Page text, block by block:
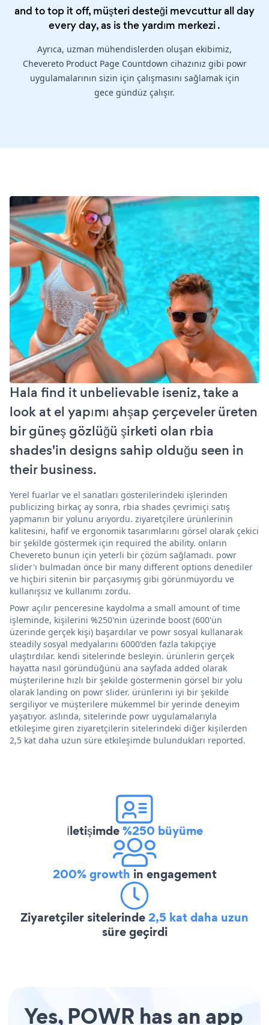
and to top it off, müşteri desteği mevcuttur all day
every day, as is theyardım merkezi.
Ayrıca, uzman mühendislerden oluşan ekibimiz,
Chevereto Product Page Countdown cihazınız gibi powr
uygulamalarının sizin için çalışmasını sağlamak için
gece gündüz çalışır.
Hala find it unbelievable iseniz, take a
look at el yapımı ahşap çerçeveler üreten
bir güneş gözlüğü şirketi olan rbia
shades'in designs sahip olduğu seen in
their business.
Yerel fuarlar ve el sanatları gösterilerindeki işlerinden
publicizing birkaç ay sonra, rbia shades çevrimiçi satış
yapmanın bir yolunu arıyordu. ziyaretçilere ürünlerinin
kalitesini, hafif ve ergonomik tasarımlarını görsel olarak çekici
bir şekilde göstermek için required the ability. onların
Chevereto bunun için yeterli bir çözüm sağlamadı. powr
slider'ı bulmadan önce bir many different options denediler
ve hiçbiri sitenin bir parçasıymış gibi görünmüyordu ve
kullanışsız ve kullanımı zordu.
Powr açılır penceresine kaydolma a small amount of time
işleminde, kişilerini %250'nin üzerinde boost (600'ün
üzerinde gerçek kişi) başardılar ve powr sosyal kullanarak
steadily sosyal medyalarını 6000'den fazla takipçiye
ulaştırdılar. kendi sitelerinde besleyin. ürünlerin gerçek
hayatta nasıl göründüğünü ana sayfada added olarak
müşterilerine hızlı bir şekilde göstermenin görsel bir yolu
olarak landing on powr slider. ürünlerini iyi bir şekilde
sergiliyor ve müşterilere mükemmel bir yerinde deneyim
yaşatıyor. aslında, sitelerinde powr uygulamalarıyla
etkileşime giren ziyaretçilerin sitelerindeki diğer kişilerden
2,5 kat daha uzun süre etkileşimde bulundukları reported.
İletişimde%250 büyüme
200% growth in engagement
Ziyaretçiler sitelerinde2,5 kat daha uzun
süre geçirdi
Yes, POWR has an app